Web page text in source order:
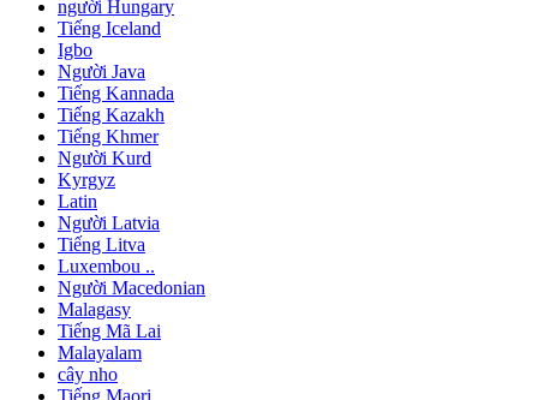
người Hungary
Tiếng Iceland
Igbo
Người Java
Tiếng Kannada
Tiếng Kazakh
Tiếng Khmer
Người Kurd
Kyrgyz
Latin
Người Latvia
Tiếng Litva
Luxembou ..
Người Macedonian
Malagasy
Tiếng Mã Lai
Malayalam
cây nho
Tiếng Maori